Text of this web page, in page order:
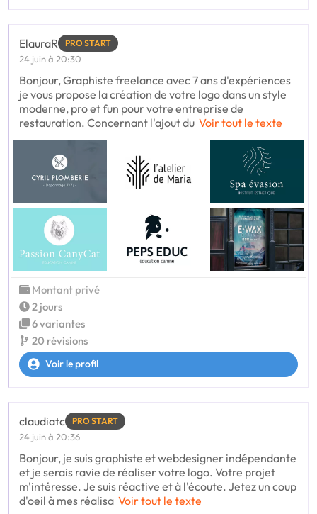
ElauraR PRO START
24 juin à 20:30
Bonjour, Graphiste freelance avec 7 ans d'expériences
je vous propose la création de votre logo dans un style
moderne, pro et fun pour votre entreprise de
restauration. Concernant l'ajout du Voir tout le texte
Montant privé
2 jours
6 variantes
20 révisions
Voir le profil
claudiatc PRO START
24 juin à 20:36
Bonjour, je suis graphiste et webdesigner indépendante
et je serais ravie de réaliser votre logo. Votre projet
m'intéresse. Je suis réactive et à l'écoute. Jetez un coup
d'oeil à mes réalisa Voir tout le texte